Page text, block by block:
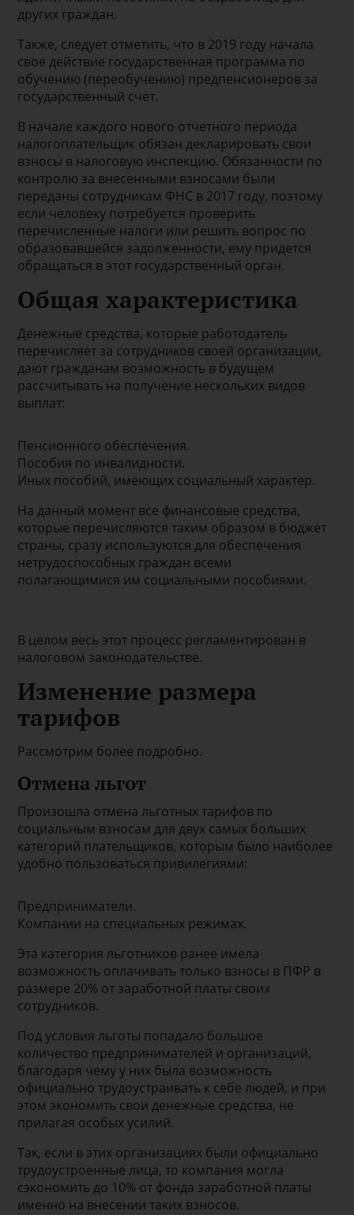
других граждан.
Также, следует отметить, что в 2019 году начала
свое действие государственная программа по
обучению (переобучению) предпенсионеров за
государственный счет.
В начале каждого нового отчетного периода
налогоплательщик обязан декларировать свои
взносы в налоговую инспекцию. Обязанности по
контролю за внесенными взносами были
переданы сотрудникам ФНС в 2017 году, поэтому
если человеку потребуется проверить
перечисленные налоги или решить вопрос по
образовавшейся задолженности, ему придется
обращаться в этот государственный орган.
Общая характеристика
Денежные средства, которые работодатель
перечисляет за сотрудников своей организации,
дают гражданам возможность в будущем
рассчитывать на получение нескольких видов
выплат:
Пенсионного обеспечения.
Пособия по инвалидности.
Иных пособий, имеющих социальный характер.
На данный момент все финансовые средства,
которые перечисляются таким образом в бюджет
страны, сразу используются для обеспечения
нетрудоспособных граждан всеми
полагающимися им социальными пособиями.
В целом весь этот процесс регламентирован в
налоговом законодательстве.
Изменение размера
тарифов
Рассмотрим более подробно.
Отмена льгот
Произошла отмена льготных тарифов по
социальным взносам для двух самых больших
категорий плательщиков, которым было наиболее
удобно пользоваться привилегиями:
Предприниматели.
Компании на специальных режимах.
Эта категория льготников ранее имела
возможность оплачивать только взносы в ПФР в
размере 20% от заработной платы своих
сотрудников.
Под условия льготы попадало большое
количество предпринимателей и организаций,
благодаря чему у них была возможность
официально трудоустраивать к себе людей, и при
этом экономить свои денежные средства, не
прилагая особых усилий.
Так, если в этих организациях были официально
трудоустроенные лица, то компания могла
сэкономить до 10% от фонда заработной платы
именно на внесении таких взносов.